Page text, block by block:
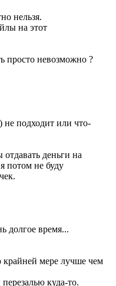
нельзя.
на этот
просто невозможно ?
не подходит или что-
деньги на
потом не буду
долгое время...
мере лучше чем
куда-то.